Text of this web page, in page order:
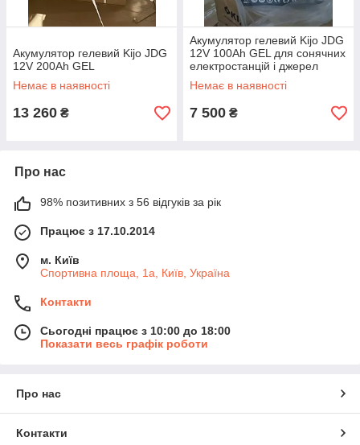
Акумулятор гелевий Kijo JDG
12V 200Ah GEL
Немає в наявності
13 260 ₴
Акумулятор гелевий Kijo JDG
12V 100Ah GEL для сонячних
електростанцій і джерел
безперебійного живлення
Немає в наявності
7 500 ₴
Про нас
98% позитивних з 56 відгуків за рік
Працює з 17.10.2014
м. Київ
Спортивна площа, 1а, Київ, Україна
Контакти
Сьогодні працює з 10:00 до 18:00
Показати весь графік роботи
Про нас
Контакти